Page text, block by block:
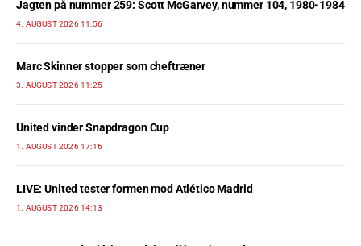
Jagten på nummer 259: Scott McGarvey, nummer 104, 1980-1984
4. AUGUST 2026 11:56
Marc Skinner stopper som cheftræner
3. AUGUST 2026 11:25
United vinder Snapdragon Cup
1. AUGUST 2026 17:16
LIVE: United tester formen mod Atlético Madrid
1. AUGUST 2026 14:13